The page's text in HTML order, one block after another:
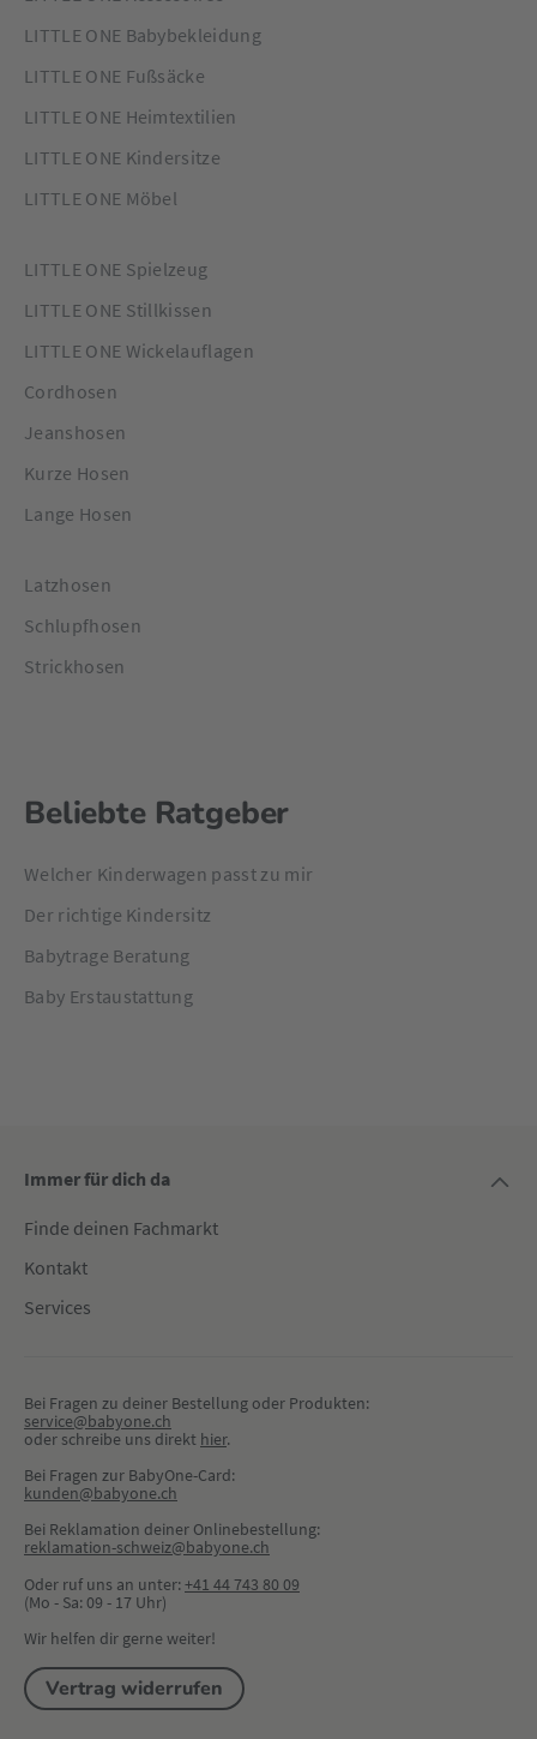
LITTLE ONE Babybekleidung
LITTLE ONE Fußsäcke
LITTLE ONE Heimtextilien
LITTLE ONE Kindersitze
LITTLE ONE Möbel
LITTLE ONE Spielzeug
LITTLE ONE Stillkissen
LITTLE ONE Wickelauflagen
Cordhosen
Jeanshosen
Kurze Hosen
Lange Hosen
Latzhosen
Schlupfhosen
Strickhosen
Beliebte Ratgeber
Welcher Kinderwagen passt zu mir
Der richtige Kindersitz
Babytrage Beratung
Baby Erstaustattung
Immer für dich da
Finde deinen Fachmarkt
Kontakt
Services
Bei Fragen zu deiner Bestellung oder Produkten:
service@babyone.ch
oder schreibe uns direkt hier.
Bei Fragen zur BabyOne-Card:
kunden@babyone.ch
Bei Reklamation deiner Onlinebestellung:
reklamation-schweiz@babyone.ch
Oder ruf uns an unter:+41 44 743 80 09
(Mo - Sa: 09 - 17 Uhr)
Wir helfen dir gerne weiter!
Vertrag widerrufen